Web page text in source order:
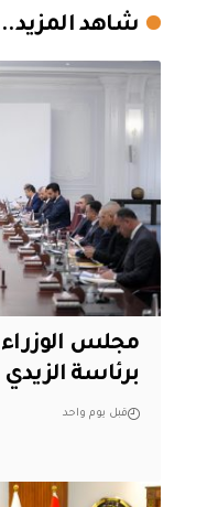
شاهد المزيد..
مجلس الوزراء
برئاسة الزيدي
قبل يوم واحد